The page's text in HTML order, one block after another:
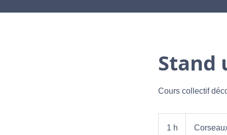
Stand
Cours collectif
1 h